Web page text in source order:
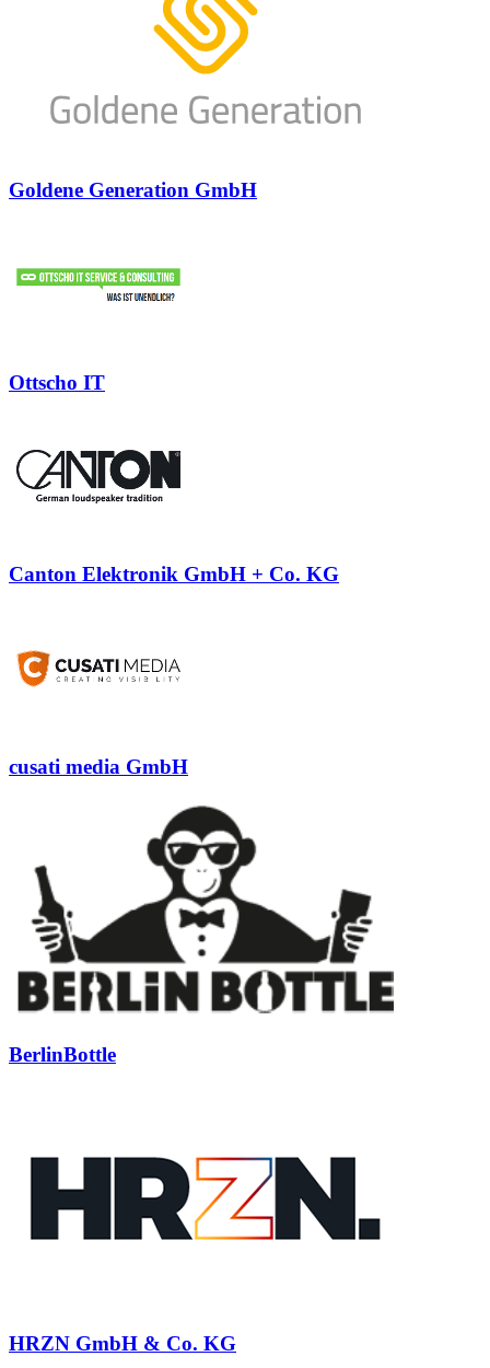
Goldene Generation GmbH
Ottscho IT
Canton Elektronik GmbH + Co. KG
cusati media GmbH
BerlinBottle
HRZN GmbH & Co. KG